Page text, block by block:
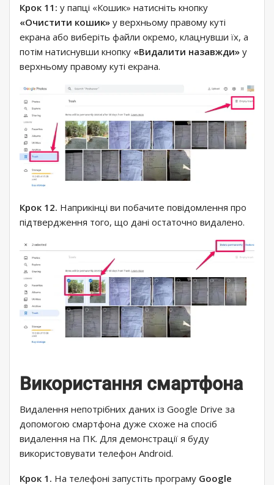
Крок 11: у папці «Кошик» натисніть кнопку
«Очистити кошик» у верхньому правому куті
екрана або виберіть файли окремо, клацнувши їх, а
потім натиснувши кнопку «Видалити назавжди» у
верхньому правому куті екрана.
Крок 12. Наприкінці ви побачите повідомлення про
підтвердження того, що дані остаточно видалено.
Використання смартфона
Видалення непотрібних даних із Google Drive за
допомогою смартфона дуже схоже на спосіб
видалення на ПК. Для демонстрації я буду
використовувати телефон Android.
Крок 1. На телефоні запустіть програму Google